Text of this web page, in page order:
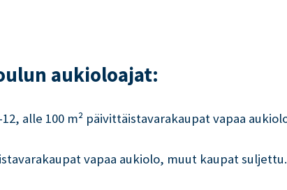
aukioloajat:
alle 100 m² päivittäistavarakaupat vapaa
vapaa aukiolo, muut kaupat suljettu.